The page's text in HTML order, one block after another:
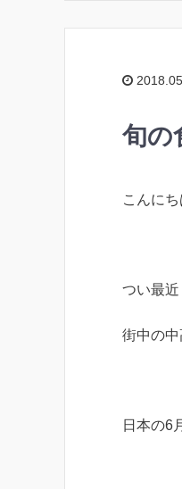
旬の
こんにち
つい最近
街中の中
日本の6